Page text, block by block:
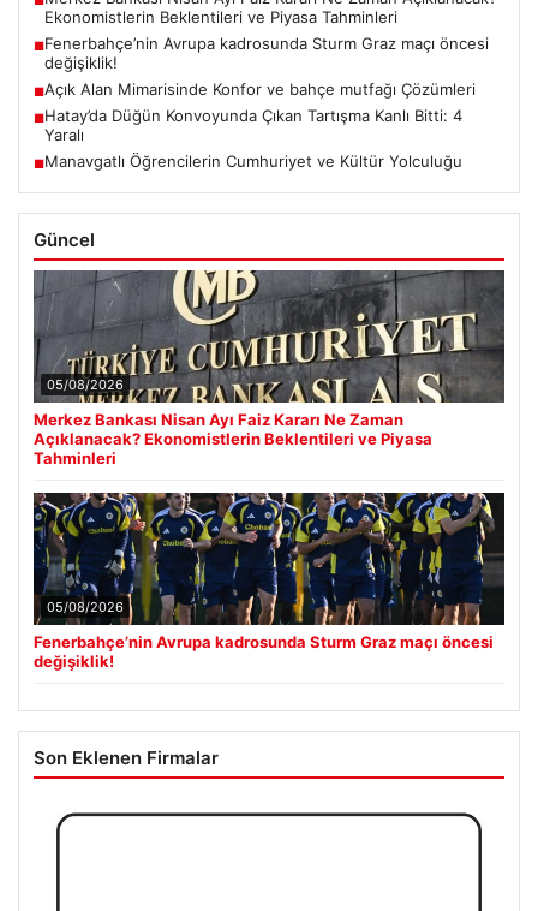
Ekonomistlerin Beklentileri ve Piyasa Tahminleri
■Fenerbahçe’nin Avrupa kadrosunda Sturm Graz maçı öncesi
değişiklik!
■Açık Alan Mimarisinde Konfor ve bahçe mutfağı Çözümleri
■Hatay’da Düğün Konvoyunda Çıkan Tartışma Kanlı Bitti: 4
Yaralı
■Manavgatlı Öğrencilerin Cumhuriyet ve Kültür Yolculuğu
Güncel
05/08/2026
Merkez Bankası Nisan Ayı Faiz Kararı Ne Zaman
Açıklanacak? Ekonomistlerin Beklentileri ve Piyasa
Tahminleri
05/08/2026
Fenerbahçe’nin Avrupa kadrosunda Sturm Graz maçı öncesi
değişiklik!
Son Eklenen Firmalar